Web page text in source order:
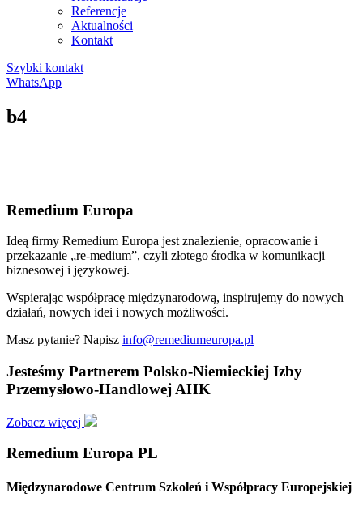
Referencje
Aktualności
Kontakt
Szybki kontakt
WhatsApp
b4
Remedium Europa
Ideą firmy Remedium Europa jest znalezienie, opracowanie i
przekazanie „re-medium”, czyli złotego środka w komunikacji
biznesowej i językowej.
Wspierając współpracę międzynarodową, inspirujemy do nowych
działań, nowych idei i nowych możliwości.
Masz pytanie? Napisz info@remediumeuropa.pl
Jesteśmy Partnerem Polsko-Niemieckiej Izby
Przemysłowo-Handlowej AHK
Zobacz więcej
Remedium Europa PL
Międzynarodowe Centrum Szkoleń i Współpracy Europejskiej